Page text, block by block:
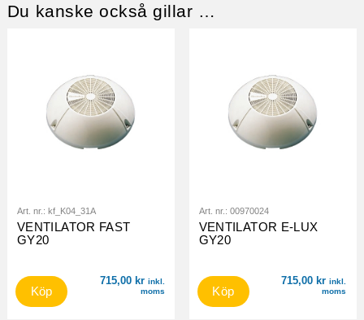
Du kanske också gillar …
Art. nr.: kf_K04_31A
VENTILATOR FAST
GY20
715,00 kr inkl.
moms
Köp
Art. nr.: 00970024
VENTILATOR E-LUX
GY20
715,00 kr inkl.
moms
Köp